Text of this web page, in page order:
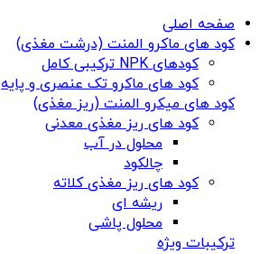
صفحه اصلی
کود های ماکرو المنت (درشت مغذی)
کودهای NPK ترکیبی کامل
کود های ماکرو تک عنصری و پایه
کود های میکرو المنت (ریز مغذی)
کود های ریز مغذی معدنی
محلول در آب
چالکود
کود های ریز مغذی کلاته
ریشه ای
محلول پاشی
ترکیبات ویژه